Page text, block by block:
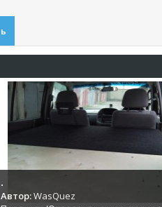
.
Автор:WasQuez